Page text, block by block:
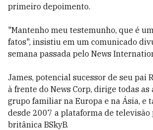
primeiro depoimento.
"Mantenho meu testemunho, que é
fatos", insistiu em um comunicado
semana passada pelo News
James, potencial sucessor de seu pai
à frente do News Corp, dirige todas
grupo familiar na Europa e na Ásia, e
desde 2007 a plataforma de
britânica BSkyB.